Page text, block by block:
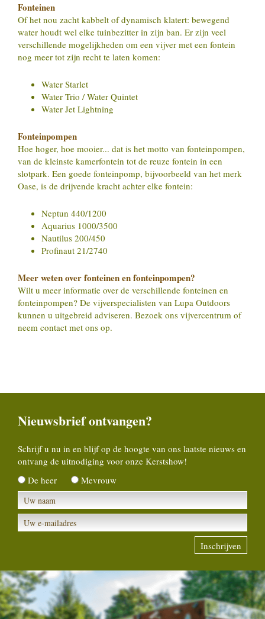
Fonteinen
Of het nou zacht kabbelt of dynamisch klatert: bewegend
water houdt wel elke tuinbezitter in zijn ban. Er zijn veel
verschillende mogelijkheden om een vijver met een fontein
nog meer tot zijn recht te laten komen:
Water Starlet
Water Trio / Water Quintet
Water Jet Lightning
Fonteinpompen
Hoe hoger, hoe mooier... dat is het motto van fonteinpompen,
van de kleinste kamerfontein tot de reuze fontein in een
slotpark. Een goede fonteinpomp, bijvoorbeeld van het merk
Oase, is de drijvende kracht achter elke fontein:
Neptun 440/1200
Aquarius 1000/3500
Nautilus 200/450
Profinaut 21/2740
Meer weten over fonteinen en fonteinpompen?
Wilt u meer informatie over de verschillende fonteinen en
fonteinpompen? De vijverspecialisten van Lupa Outdoors
kunnen u uitgebreid adviseren. Bezoek ons vijvercentrum of
neem contact met ons op.
Nieuwsbrief ontvangen?
Schrijf u nu in en blijf op de hoogte van ons laatste nieuws en
ontvang de uitnodiging voor onze Kerstshow!
De heer
Mevrouw